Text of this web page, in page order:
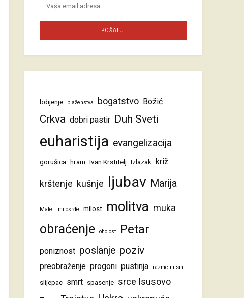
bdijenje blaženstva bogatstvo Božić
Crkva dobri pastir Duh Sveti
euharistija evangelizacija
gorušica hram Ivan Krstitelj Izlazak križ
krštenje kušnje ljubav Marija
Matej milosrđe milost molitva muka
obraćenje oholost Petar
poniznost poslanje poziv
preobraženje progoni pustinja razmetni sin
slijepac smrt spasenje srce Isusovo